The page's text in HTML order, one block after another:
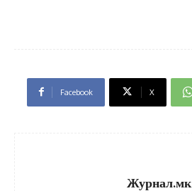
Facebook X
Журнал.мк